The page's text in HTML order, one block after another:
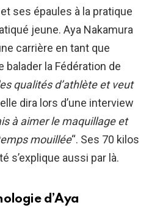
ses épaules à la pratique
jeune. Aya Nakamura
carrière en tant que
balader la Fédération de
qualités d’athlète et veut
dira lors d’une interview
à aimer le maquillage et
mouillée“. Ses 70 kilos
s’explique aussi par là.
d’Aya